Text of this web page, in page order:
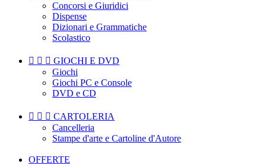
Concorsi e Giuridici
Dispense
Dizionari e Grammatiche
Scolastico
   GIOCHI E DVD
Giochi
Giochi PC e Console
DVD e CD
   CARTOLERIA
Cancelleria
Stampe d'arte e Cartoline d'Autore
OFFERTE